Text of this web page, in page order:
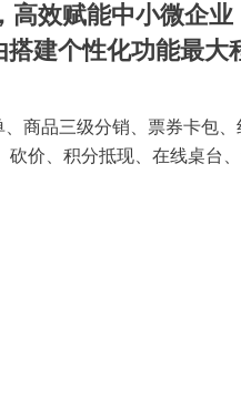
高效赋能中小微企业
建个性化功能最大
商品三级分销、票券卡包
价、积分抵现、在线桌台、